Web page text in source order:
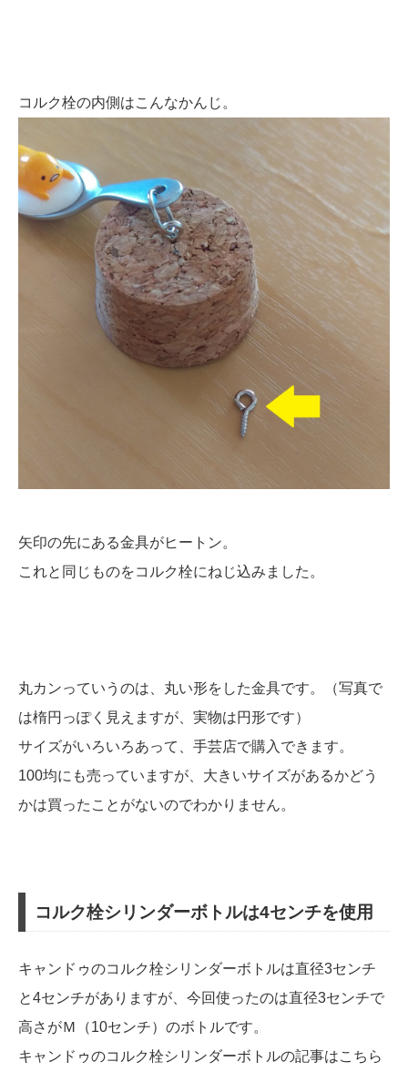
コルク栓の内側はこんなかんじ。
矢印の先にある金具がヒートン。
これと同じものをコルク栓にねじ込みました。
丸カンっていうのは、丸い形をした金具です。（写真で
は楕円っぽく見えますが、実物は円形です）
サイズがいろいろあって、手芸店で購入できます。
100均にも売っていますが、大きいサイズがあるかどう
かは買ったことがないのでわかりません。
コルク栓シリンダーボトルは4センチを使用
キャンドゥのコルク栓シリンダーボトルは直径3センチ
と4センチがありますが、今回使ったのは直径3センチで
高さがＭ（10センチ）のボトルです。
キャンドゥのコルク栓シリンダーボトルの記事はこちら